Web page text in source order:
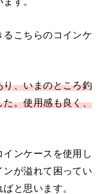
こちらのコインケ
り、いまのところ釣
た。使用感も良く、
ンケースを使用し
が溢れて困ってい
と思います。